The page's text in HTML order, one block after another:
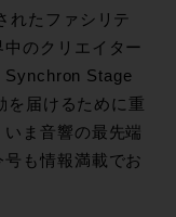
れたファシリテ
のクリエイター
Synchron Stage
を届けるために重
ま音響の最先端
も情報満載でお